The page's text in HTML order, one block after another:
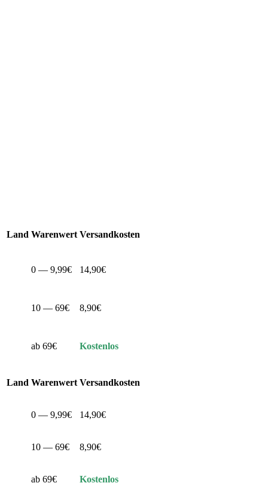
Land Warenwert Versandkosten
0 — 9,99€ 14,90€
10 — 69€ 8,90€
ab 69€ Kostenlos
Land Warenwert Versandkosten
0 — 9,99€ 14,90€
10 — 69€ 8,90€
ab 69€ Kostenlos